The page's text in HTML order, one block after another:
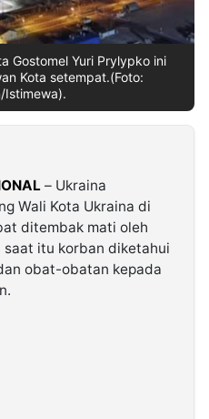
Gostomel Yuri Prylypko ini
Kota setempat.(Foto:
Istimewa).
– Ukraina
Wali Kota Ukraina di
ditembak mati oleh
saat itu korban diketahui
obat-obatan kepada